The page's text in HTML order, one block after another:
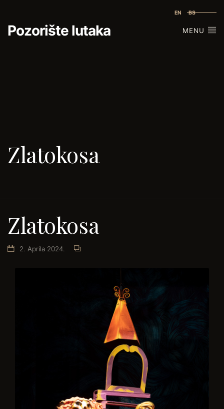
EN BS
Pozorište lutaka MENU
Zlatokosa
Zlatokosa
2. Aprila 2024.